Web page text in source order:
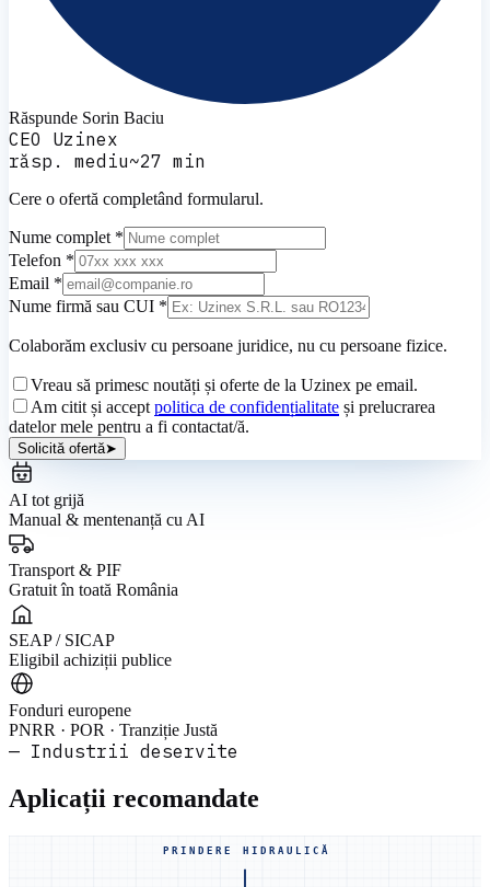
Răspunde Sorin Baciu
CEO Uzinex
răsp. mediu~27 min
Cere o ofertă completând formularul.
Nume complet *
Telefon *
Email *
Nume firmă sau CUI *
Colaborăm exclusiv cu persoane juridice, nu cu persoane fizice.
Vreau să primesc noutăți și oferte de la Uzinex pe email.
Am citit și accept politica de confidențialitate și prelucrarea
datelor mele pentru a fi contactat/ă.
Solicită ofertă➤
AI tot grijă
Manual & mentenanță cu AI
Transport & PIF
Gratuit în toată România
SEAP / SICAP
Eligibil achiziții publice
Fonduri europene
PNRR · POR · Tranziție Justă
— Industrii deservite
Aplicații recomandate
PRINDERE HIDRAULICĂ